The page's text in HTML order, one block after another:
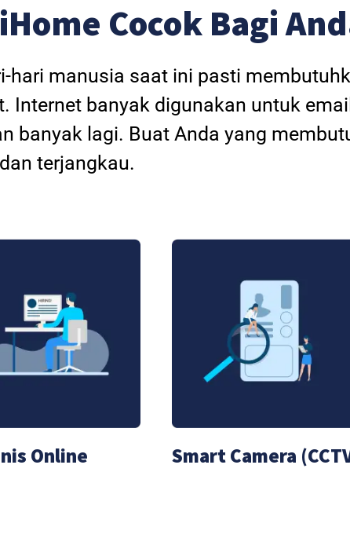
Cocok Bagi
hari manusia saat ini pasti
Internet banyak digunakan untuk
banyak lagi. Buat Anda yang
terjangkau.
Online Smart Camera